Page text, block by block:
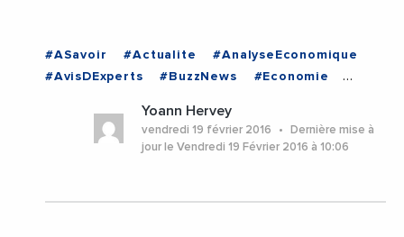
#ASavoir #Actualite
#AnalyseEconomique
#AvisDExperts
#BuzzNews
#Economie
#VieDesEntreprises
#LIBAN
Yoann Hervey
vendredi 19 février 2016
Dernière mise à
jour le Vendredi 19 Février 2016 à 10:06